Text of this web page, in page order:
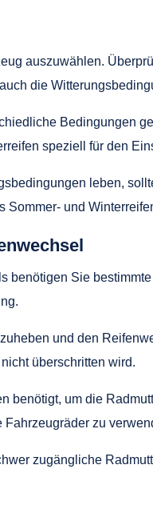
auszuwählen.
die
Bedingungen
speziell für den
leben,
und
Sie
und den
überschritten wird.
benötigt, um die
zu
zugängliche